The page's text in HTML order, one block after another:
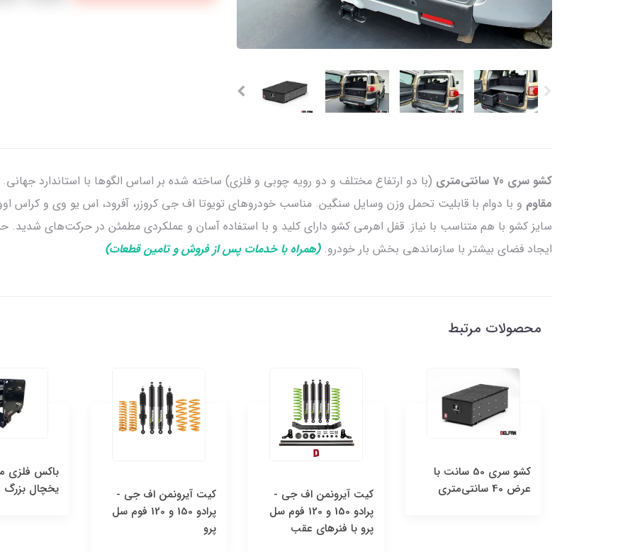
کشو سری 70 سانتی‌متری
(با دو ارتفاع مختلف و دو رویه چوبی و فلزی) ساخته شده بر اساس الگوها با استاندارد
مقاوم و با دوام با قابلیت تحمل وزن وسایل سنگین. مناسب خودروهای تویوتا اف جی کروزر، آفرود، اس یو وی و کراس
سایز کشو با هم متناسب با نیاز. قفل اهرمی کشو دارای کلید و با استفاده آسان و عملکردی مطمئن در حرکت‌های شدید.
ایجاد فضای بیشتر با سازماندهی بخش بار خودرو.(همراه با خدمات پس از فروش و تامین قطعات)
محصولات مرتبط
كیت آیرونمن اف جی -
كیت آیرونمن اف جی -
پرو
یخچال بزرگ